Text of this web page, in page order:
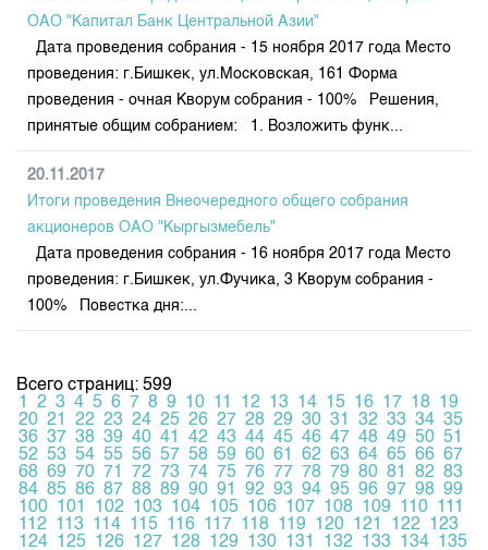
ОАО "Капитал Банк Центральной Азии"
Дата проведения собрания - 15 ноября 2017 года Место
проведения: г.Бишкек, ул.Московская, 161 Форма
проведения - очная Кворум собрания - 100% Решения,
принятые общим собранием: 1. Возложить функ...
20.11.2017
Итоги проведения Внеочередного общего собрания
акционеров ОАО "Кыргызмебель"
Дата проведения собрания - 16 ноября 2017 года Место
проведения: г.Бишкек, ул.Фучика, 3 Кворум собрания -
100% Повестка дня:...
Всего страниц: 599
1
2 3 4 5 6 7 8 9 10 11 12 13 14 15 16 17 18 19
20 21 22 23 24 25 26 27 28 29 30 31 32 33 34 35
36 37 38 39 40 41 42 43 44 45 46 47 48 49 50 51
52 53 54 55 56 57 58 59 60 61 62 63 64 65 66 67
68 69 70 71 72 73 74 75 76 77 78 79 80 81 82 83
84 85 86 87 88 89 90 91 92 93 94 95 96 97 98 99
100 101 102 103 104 105 106 107 108 109 110 111
112 113 114 115 116 117 118 119 120 121 122 123
124 125 126 127 128 129 130 131 132 133 134 135